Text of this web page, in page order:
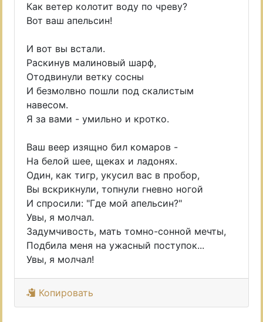
Как ветер колотит воду по чреву?
Вот ваш апельсин!
И вот вы встали.
Раскинув малиновый шарф,
Отодвинули ветку сосны
И безмолвно пошли под скалистым
навесом.
Я за вами - умильно и кротко.
Ваш веер изящно бил комаров -
На белой шее, щеках и ладонях.
Один, как тигр, укусил вас в пробор,
Вы вскрикнули, топнули гневно ногой
И спросили: "Где мой апельсин?"
Увы, я молчал.
Задумчивость, мать томно-сонной мечты,
Подбила меня на ужасный поступок...
Увы, я молчал!
Копировать